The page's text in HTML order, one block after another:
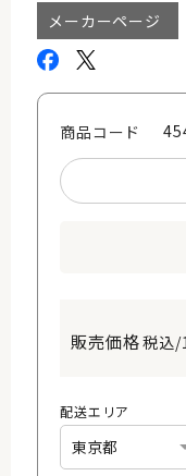
メーカーページ
商品コード
税込/
配送エリア